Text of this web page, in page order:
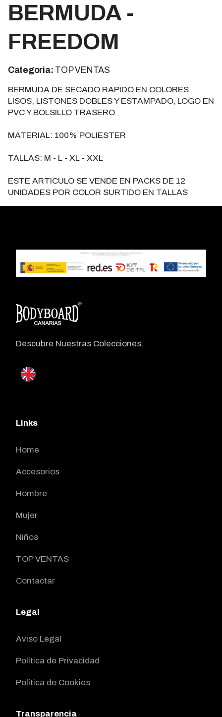
BERMUDA -
FREEDOM
Categoria: TOP VENTAS
BERMUDA DE SECADO RAPIDO EN COLORES
LISOS, LISTONES DOBLES Y ESTAMPADO, LOGO EN
PVC Y BOLSILLO TRASERO
MATERIAL: 100% POLIESTER
TALLAS: M - L - XL - XXL
ESTE ARTICULO SE VENDE EN PACKS DE 12
UNIDADES POR COLOR SURTIDO EN TALLAS
Descubre Nuestras Colecciones.
Links
Home
Accesorios
Hombre
Mujer
Niños
TOP VENTAS
Contactar
Legal
Aviso Legal
Política de Privacidad
Política de Cookies
Transparencia